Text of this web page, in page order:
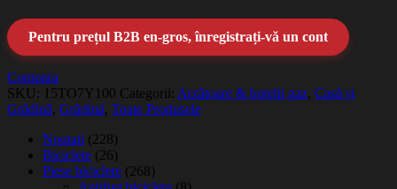
Pentru prețul B2B en-gros, înregistrați-vă un cont
Compara
SKU: 15TO7Y100 Categorii: Arzătoare & butelii gaz, Casă și
Grădină, Grădină, Toate Produsele
Noutati (228)
Biciclete (26)
Piese biciclete (268)